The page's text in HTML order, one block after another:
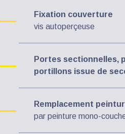
Fixation couverture
vis autoperçeuse
Portes sectionnelles,
portillons issue de
Remplacement
par peinture mono-